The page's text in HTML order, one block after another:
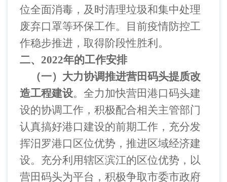
位全面消毒，及时清理垃圾和集中处理
废弃口罩等环保工作。目前疫情防控工
作稳步推进，取得阶段性胜利。
二、 2022年的工作安排
（一）大力协调推进营田码头提质改
造工程建设。全力加快营田港口码头建
设的协调工作，积极配合相关主管部门
认真搞好港口建设的前期工作，充分发
挥汨罗港口区位优势，推进区域经济建
设。充分利用辖区滨江的区位优势，以
营田码头为平台，积极争取市委市政府